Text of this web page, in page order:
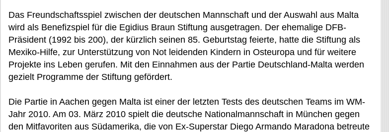
Das Freundschaftsspiel zwischen der deutschen Mannschaft und der Auswahl aus Malta
wird als Benefizspiel für die Egidius Braun Stiftung ausgetragen. Der ehemalige DFB-
Präsident (1992 bis 200), der kürzlich seinen 85. Geburtstag feierte, hatte die Stiftung als
Mexiko-Hilfe, zur Unterstützung von Not leidenden Kindern in Osteuropa und für weitere
Projekte ins Leben gerufen. Mit den Einnahmen aus der Partie Deutschland-Malta werden
gezielt Programme der Stiftung gefördert.
Die Partie in Aachen gegen Malta ist einer der letzten Tests des deutschen Teams im WM-
Jahr 2010. Am 03. März 2010 spielt die deutsche Nationalmannschaft in München gegen
den Mitfavoriten aus Südamerika, die von Ex-Superstar Diego Armando Maradona betreute